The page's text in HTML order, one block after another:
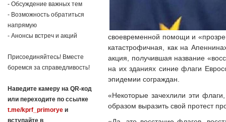
- Обсуждение важных тем
- Возможность обратиться
напрямую
- Анонсы встреч и акций
Присоединяйтесь! Вместе
боремся за справедливость!
Наведите камеру на QR-код
или переходите по ссылке
t.me/kprf_primorye и
своевременной помощи и
катастрофичная, как на
акция, получившая название
на их зданиях синие флаги
эпидемии сограждан.
«Некоторые зачехлили эти
образом выразить свой протест